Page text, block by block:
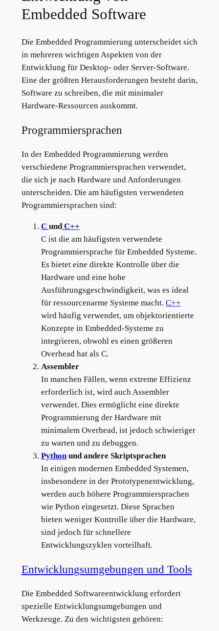
Embedded Software
Die Embedded Programmierung unterscheidet sich
in mehreren wichtigen Aspekten von der
Entwicklung für Desktop- oder Server-Software.
Eine der größten Herausforderungen besteht darin,
Software zu schreiben, die mit minimaler
Hardware-Ressourcen auskommt.
Programmiersprachen
In der Embedded Programmierung werden
verschiedene Programmiersprachen verwendet,
die sich je nach Hardware und Anforderungen
unterscheiden. Die am häufigsten verwendeten
Programmiersprachen sind:
C undC++
C ist die am häufigsten verwendete
Programmiersprache für Embedded Systeme.
Es bietet eine direkte Kontrolle über die
Hardware und eine hohe
Ausführungsgeschwindigkeit, was es ideal
für ressourcenarme Systeme macht. C++
wird häufig verwendet, um objektorientierte
Konzepte in Embedded-Systeme zu
integrieren, obwohl es einen größeren
Overhead hat als C.
Assembler
In manchen Fällen, wenn extreme Effizienz
erforderlich ist, wird auch Assembler
verwendet. Dies ermöglicht eine direkte
Programmierung der Hardware mit
minimalem Overhead, ist jedoch schwieriger
zu warten und zu debuggen.
Pythonund andere Skriptsprachen
In einigen modernen Embedded Systemen,
insbesondere in der Prototypenentwicklung,
werden auch höhere Programmiersprachen
wie Python eingesetzt. Diese Sprachen
bieten weniger Kontrolle über die Hardware,
sind jedoch für schnellere
Entwicklungszyklen vorteilhaft.
Entwicklungsumgebungen und Tools
Die Embedded Softwareentwicklung erfordert
spezielle Entwicklungsumgebungen und
Werkzeuge. Zu den wichtigsten gehören: